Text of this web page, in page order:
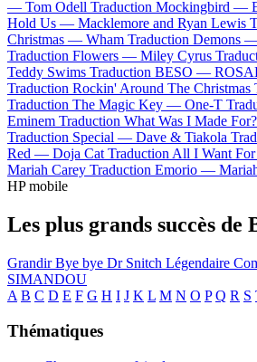
— Tom Odell Traduction Mockingbird —
Hold Us — Macklemore and Ryan Lewis
Christmas — Wham Traduction Demons
Traduction Flowers — Miley Cyrus
Teddy Swims Traduction BESO —
Traduction Rockin' Around The
Traduction The Magic Key — One-T
Eminem Traduction What Was I Made
Traduction Special — Dave & Tiakola
Red — Doja Cat Traduction All I Want
Mariah Carey Traduction Emorio —
HP mobile
Les plus grands succès de
GrandirBye bye Dr Snitch Légendaire
SIMANDOU
A B C D E F G H I J K L M N O P Q R S
Thématiques